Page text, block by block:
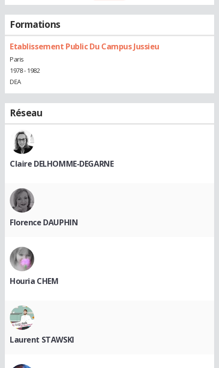
Formations
Etablissement Public Du Campus Jussieu
Paris
1978 - 1982
DEA
Réseau
Claire DELHOMME-DEGARNE
Florence DAUPHIN
Houria CHEM
Laurent STAWSKI